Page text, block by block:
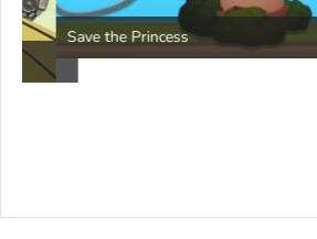
Save the Princess